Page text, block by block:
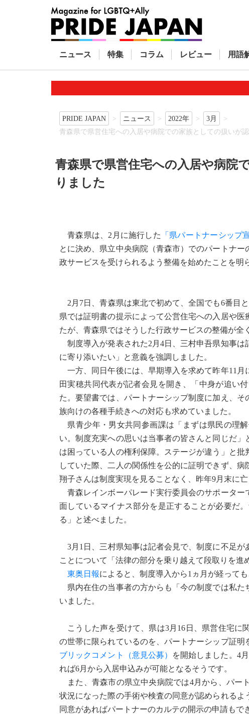
ニュース 特集 コラム レビュー 用語
PRIDE JAPAN ニュース 2022年
3月
青森県で県営住宅への入居や病院での家族としての扱いが
青森県で県営住宅への入居や病院
りました
青森県は、2月に施行した 「県パートナーシップ
とに決め、県立中央病院（青森市）でのパートナ
政サービスを受けられるよう整備を始めたことを明
2月7日、青森県は東北で初めて、全国でも6番目
県では証明書の提示によって公営住宅への入居や
たが、青森県ではそうした行政サービスの整備が全
制度導入が発表された2月4日、三村申吾県知事は
に寄り添いたい」と意義を強調しました。
一方、同日午後には、早期導入を求めて昨年11月
田実穂共同代表が記者会見を開き、「中身が追い
た。要望書では、パートナーシップ制度に加え、
族向けの各種手続きへの対応も求めていました。
県青少年・男女共同参画課は「まずは県民の理
い。制度充実への思いは当事者の皆さんと同じだ
は困っている人の権利保障。ステージが違う」と
していた際、二人の関係性を公的に証明できず、
翔子さんは制度実現を見ることなく、昨年9月末に亡
青森レインボーパレード実行委員会のサポーター
面しているマイナス部分を是正することが必要だ
る」と述べました。
3月1日、三村県知事は記者会見で、制度に不足が
ことについて「法律の部分を乗り越えて段取りを進
東奥日報によると、制度導入から1ヵ月が経って
県内在住の当事者の方からも「今の制度では私た
いました。
こうした声を受けて、県は3月16日、県営住宅に
の世帯に限られているのを、パートナーシップ証明
ブリックコメント（意見公募）
を開始しました。4
れば6月から入居申込みが可能となるそうです。
また、青森市の県立中央病院では4月から、パー
状況になった際の手術や検査の同意が認められる
同意があればパートナーのカルテの開示の申請もで